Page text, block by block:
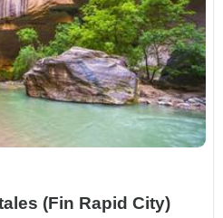
(Fin Rapid City)